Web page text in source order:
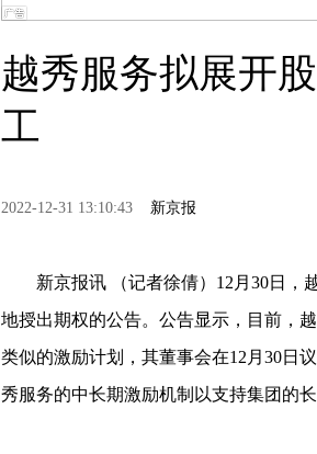
越秀服务拟展开
工
2022-12-31 13:10:43 新京报
新京报讯 （记者徐倩）12月30日，
地授出期权的公告。公告显示，目前，
类似的激励计划，其董事会在12月30日
秀服务的中长期激励机制以支持集团的长